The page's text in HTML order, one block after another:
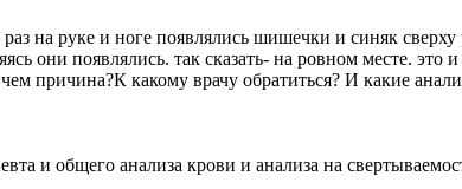
на руке и ноге появлялись шишечки и синяк
они появлялись. так сказать- на ровном месте.
причина?К какому врачу обратиться? И какие
и общего анализа крови и анализа на